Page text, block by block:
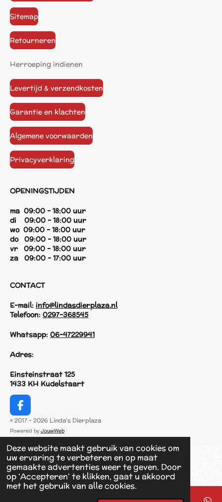
Deze website maakt gebruik van cookies om
uw ervaring te verbeteren en op maat
gemaakte advertenties weer te geven. Door
op ‘Accepteren’ te klikken, gaat u akkoord
met het gebruik van alle cookies.
Sitemap
Retourneren
Herroeping indienen
Levertijd & verzendkosten
Garantie en klachten
Algemene voorwaarden
Privacyverklaring
OPENINGSTIJDEN
ma 09:00 - 18:00 uur
di 09:00 - 18:00 uur
wo 09:00 - 18:00 uur
do 09:00 - 18:00 uur
vr 09:00 - 18:00 uur
za 09:00 - 17:00 uur
CONTACT
E-mail: info@lindasdierplaza.nl
Telefoon: 0297-368545
Whatsapp: 06-47229941
Adres:
Einsteinstraat 125
1433 KH Kudelstaart
F
a
c
e
b
o
o
k
© 2017 - 2026 Linda's Dierplaza
Powered by JouwWeb